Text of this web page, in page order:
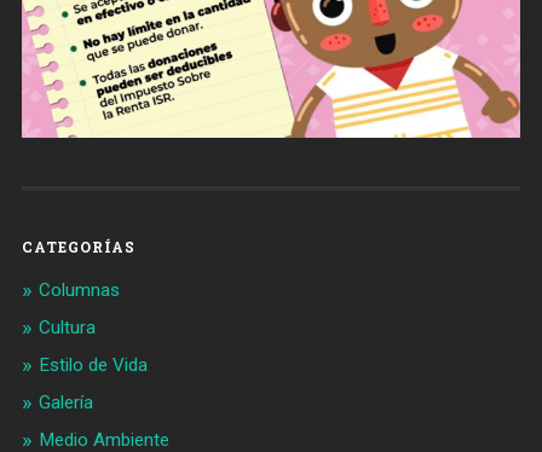
CATEGORÍAS
Columnas
Cultura
Estilo de Vida
Galería
Medio Ambiente